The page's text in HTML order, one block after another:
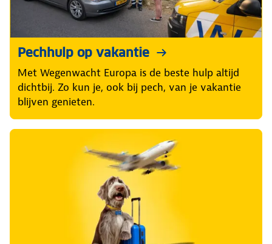
Pechhulp op vakantie
Met Wegenwacht Europa is de beste hulp altijd
dichtbij. Zo kun je, ook bij pech, van je vakantie
blijven genieten.